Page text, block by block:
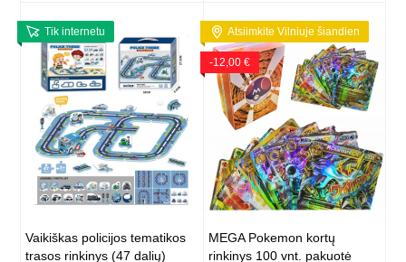
Tik internetu
Vaikiškas policijos tematikos
trasos rinkinys (47 dalių)
Atsiimkite Vilniuje šiandien
-12,00 €
MEGA Pokemon kortų
rinkinys 100 vnt. pakuotė